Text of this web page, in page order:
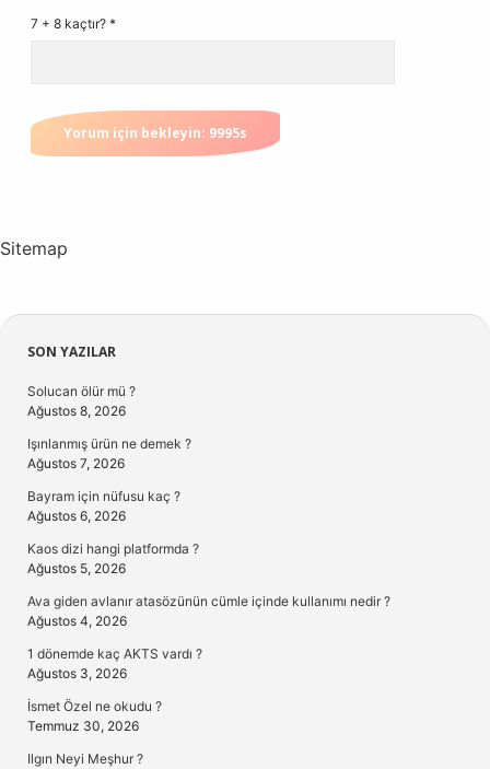
7 + 8 kaçtır? *
Sitemap
Sidebar
SON YAZILAR
Solucan ölür mü ?
Ağustos 8, 2026
Işınlanmış ürün ne demek ?
Ağustos 7, 2026
Bayram için nüfusu kaç ?
Ağustos 6, 2026
Kaos dizi hangi platformda ?
Ağustos 5, 2026
Ava giden avlanır atasözünün cümle içinde kullanımı nedir ?
Ağustos 4, 2026
1 dönemde kaç AKTS vardı ?
Ağustos 3, 2026
İsmet Özel ne okudu ?
Temmuz 30, 2026
Ilgın Neyi Meşhur ?